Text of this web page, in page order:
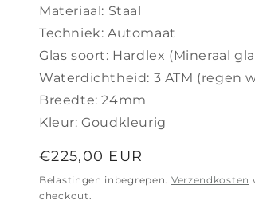
Materiaal: Staal
Techniek: Automaat
Glas soort: Hardlex (Mineraal
Waterdichtheid: 3 ATM (regen
Breedte: 24mm
Kleur: Goudkleurig
Normale
prijs
€225,00 EUR
Belastingen inbegrepen. Verzendkosten
checkout.